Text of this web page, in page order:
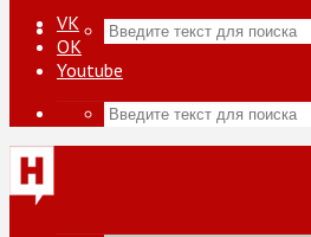
VK
ОК
Youtube